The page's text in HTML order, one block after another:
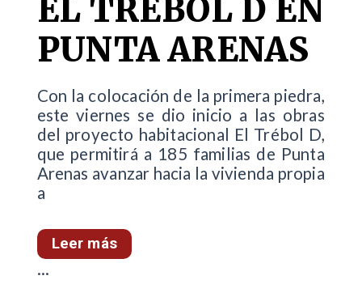
EL TRÉBOL D EN
PUNTA ARENAS
Con la colocación de la primera piedra,
este viernes se dio inicio a las obras
del proyecto habitacional El Trébol D,
que permitirá a 185 familias de Punta
Arenas avanzar hacia la vivienda propia
a
Leer más
...